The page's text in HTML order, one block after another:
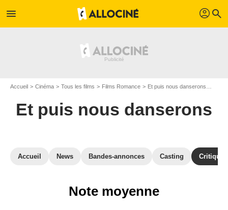
menu profil search
Accueil Cinéma Tous les films Films Romance Et puis nous danserons
Et puis nous danserons
Accueil News Bandes-annonces Casting
Note moyenne